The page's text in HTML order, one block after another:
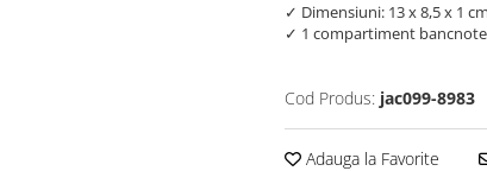
✓ Dimensiuni: 13 x 8,5 x 1 cm
✓ 1 compartiment bancnote
Cod Produs: jac099-8983
Adauga la Favorite